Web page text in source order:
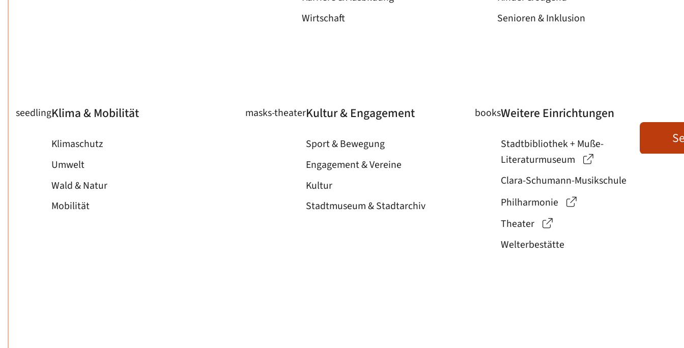
Wirtschaft
Senioren & Inklusion
seedlingKlima & Mobilität
Klimaschutz
Umwelt
Wald & Natur
Mobilität
masks-theaterKultur & Engagement
Sport & Bewegung
Engagement & Vereine
Kultur
Stadtmuseum & Stadtarchiv
booksWeitere Einrichtungen
Stadtbibliothek + Muße-
Literaturmuseum
Clara-Schumann-Musikschule
Philharmonie
Theater
Welterbestätte